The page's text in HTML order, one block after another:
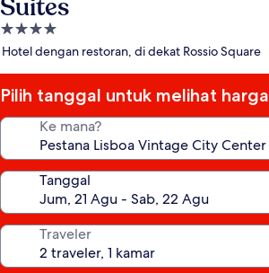
Suites
Properti
bintang
Hotel dengan restoran, di dekat Rossio Square
Pilih tanggal untuk melihat harga
Ke mana?
Tanggal
Traveler